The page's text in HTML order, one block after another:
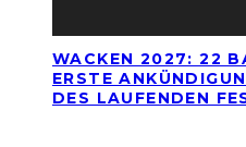
WACKEN 2027: 22
ERSTE
DES LAUFENDEN